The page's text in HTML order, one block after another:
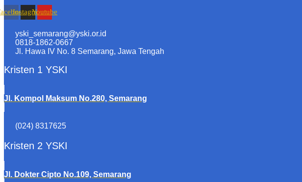
InstagramYoutube
yski_semarang@yski.or.id
0818-1862-0667
Jl. Hawa IV No. 8 Semarang, Jawa Tengah
Kristen 1 YSKI
Jl. Kompol Maksum No.280, Semarang
(024) 8317625
Kristen 2 YSKI
Jl. Dokter Cipto No.109, Semarang